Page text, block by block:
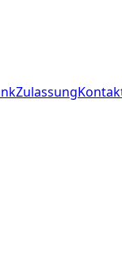
Zulassung